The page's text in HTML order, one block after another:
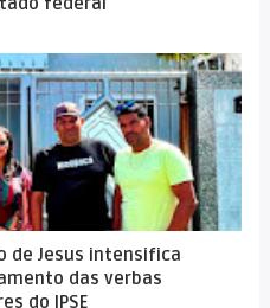
de Jesus intensifica
das verbas
do IPSE